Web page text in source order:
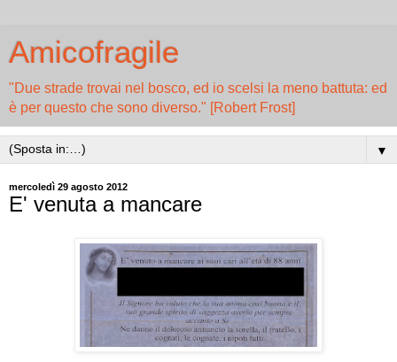
Amicofragile
"Due strade trovai nel bosco, ed io scelsi la meno battuta: ed
è per questo che sono diverso." [Robert Frost]
▼
mercoledì 29 agosto 2012
E' venuta a mancare